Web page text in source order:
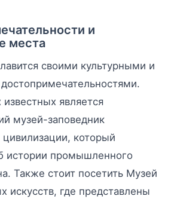
и
места
своими культурными и
является
музей-заповедник
цивилизации, который
истории промышленного
Также стоит посетить Музей
искусств, где представлены